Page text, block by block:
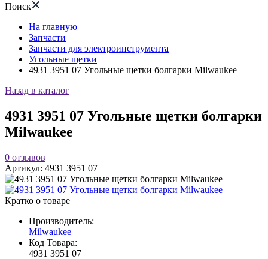
Поиск
На главную
Запчасти
Запчасти для электроинструмента
Угольные щетки
4931 3951 07 Угольные щетки болгарки Milwaukee
Назад в каталог
4931 3951 07 Угольные щетки болгарки
Milwaukee
0 отзывов
Артикул: 4931 3951 07
Кратко о товаре
Производитель:
Milwaukee
Код Товара:
4931 3951 07